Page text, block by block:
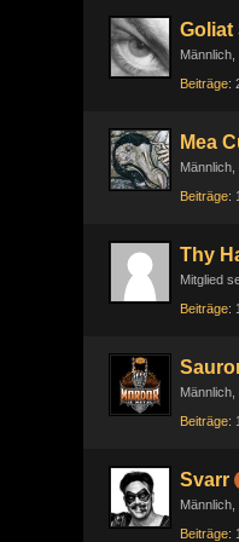
Goliat
Männlich
Beiträge
Mea
Männlich
Beiträge
Thy
Mitglied
Beiträge
Männlich
Beiträge
Svarr
Männlich
Beiträge